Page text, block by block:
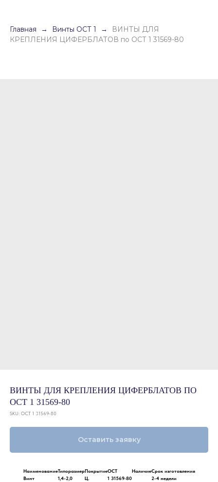
Главная Винты ОСТ 1
ВИНТЫ ДЛЯ
КРЕПЛЕНИЯ ЦИФЕРБЛАТОВ по ОСТ 1 31569-80
ВИНТЫ ДЛЯ КРЕПЛЕНИЯ ЦИФЕРБЛАТОВ ПО
ОСТ 1 31569-80
SKU: ОСТ 1 31569-80
Оставить заявку
НаименованиеТипоразмерПокрытиеОСТ НаличиеСрок изготовления
Винт
1,4-2,0 Ц. 1 31569-80
2-4 недели